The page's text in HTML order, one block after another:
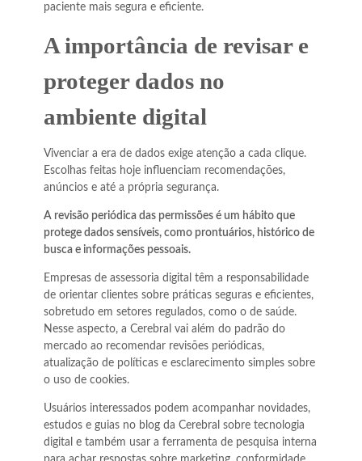
paciente mais segura e eficiente.
A importância de revisar e
proteger dados no
ambiente digital
Vivenciar a era de dados exige atenção a cada clique.
Escolhas feitas hoje influenciam recomendações,
anúncios e até a própria segurança.
A revisão periódica das permissões é um hábito que
protege dados sensíveis, como prontuários, histórico de
busca e informações pessoais.
Empresas de assessoria digital têm a responsabilidade
de orientar clientes sobre práticas seguras e eficientes,
sobretudo em setores regulados, como o de saúde.
Nesse aspecto, a Cerebral vai além do padrão do
mercado ao recomendar revisões periódicas,
atualização de políticas e esclarecimento simples sobre
o uso de cookies.
Usuários interessados podem acompanhar novidades,
estudos e guias no blog da Cerebral sobre tecnologia
digital e também usar a ferramenta de pesquisa interna